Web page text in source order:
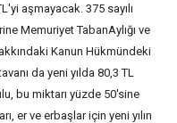
aşmayacak. 375 sayılı
Memuriyet TabanAylığı ve
Kanun Hükmündeki
da yeni yılda 80,3 TL
bu miktarı yüzde 50'sine
er ve erbaşlar için yeni yılın